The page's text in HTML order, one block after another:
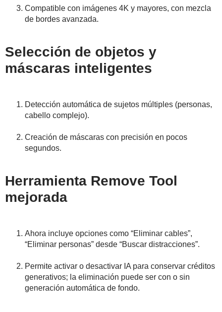
Compatible con imágenes 4K y mayores, con mezcla
de bordes avanzada.
Selección de objetos y
máscaras inteligentes
Detección automática de sujetos múltiples (personas,
cabello complejo).
Creación de máscaras con precisión en pocos
segundos.
Herramienta Remove Tool
mejorada
Ahora incluye opciones como “Eliminar cables”,
“Eliminar personas” desde “Buscar distracciones”.
Permite activar o desactivar IA para conservar créditos
generativos; la eliminación puede ser con o sin
generación automática de fondo.